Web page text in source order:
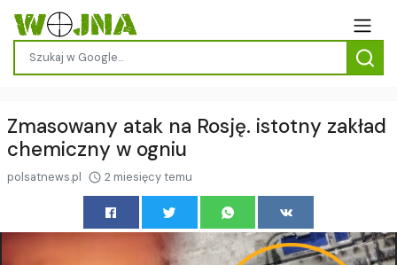
Zmasowany atak na Rosję. istotny zakład
chemiczny w ogniu
polsatnews.pl 2 miesięcy temu